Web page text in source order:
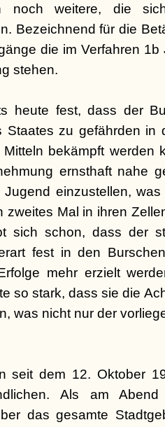
noch weitere, die
Bezeichnend für die
die im Verfahren
stehen.
heute fest, dass der
Staates zu gefährden in
bekämpft werden
ernsthaft nahe
einzustellen,
zweites Mal in ihren
sich schon, dass der
fest in den
mehr erzielt
so stark, dass sie die
was nicht nur der
seit dem 12. Oktober
Als am
das gesamte